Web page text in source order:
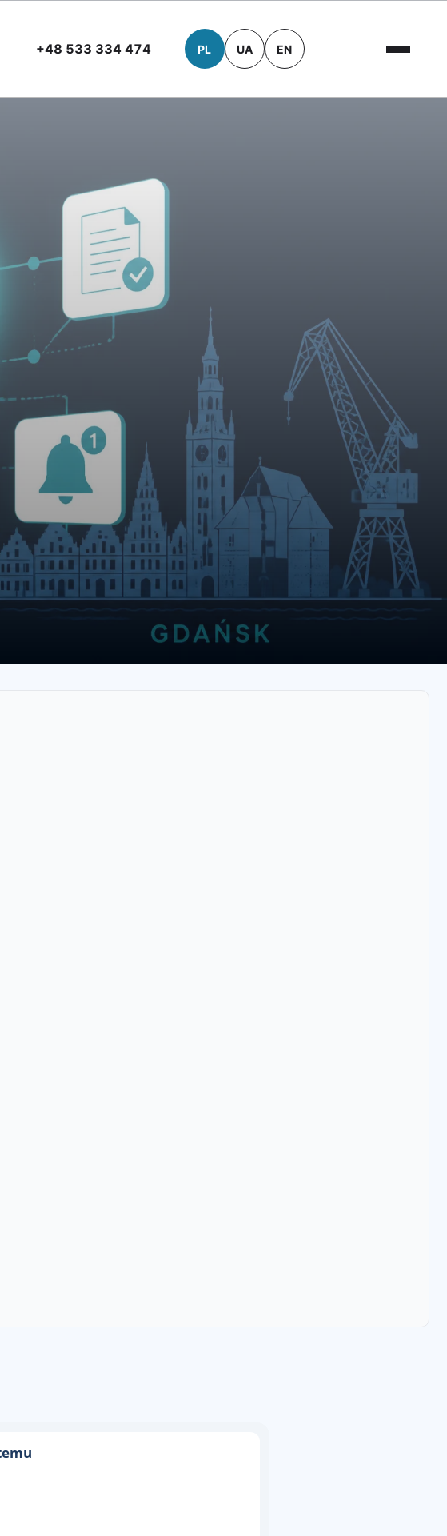
+48 533 334 474 PL UA EN